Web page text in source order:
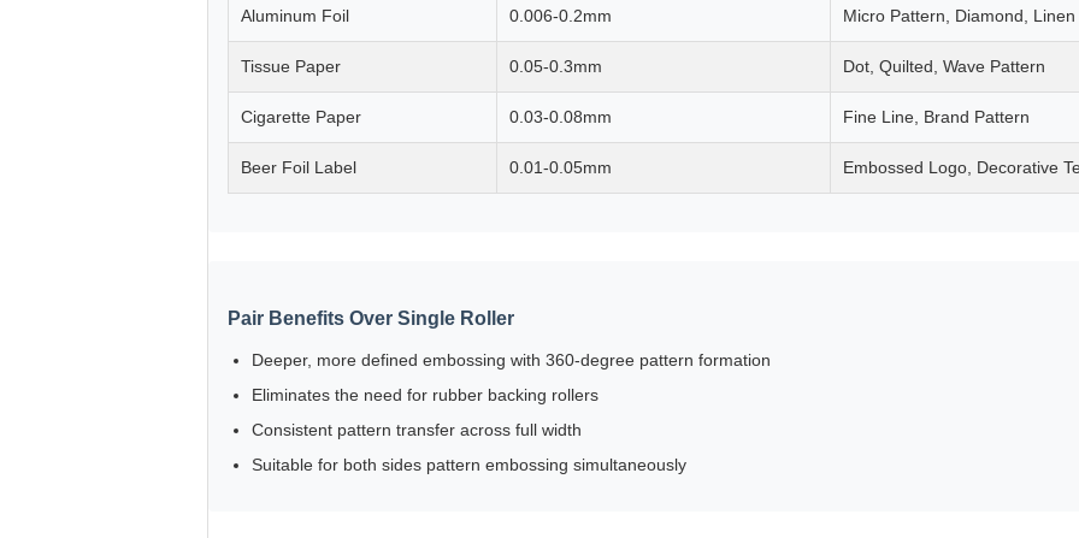
Aluminum Foil 0.006-0.2mm Micro Pattern, Diamond, Linen
Tissue Paper 0.05-0.3mm Dot, Quilted, Wave Pattern
Cigarette Paper 0.03-0.08mm Fine Line, Brand Pattern
Beer Foil Label 0.01-0.05mm Embossed Logo, Decorative
Pair Benefits Over Single Roller
Deeper, more defined embossing with 360-degree pattern formation
Eliminates the need for rubber backing rollers
Consistent pattern transfer across full width
Suitable for both sides pattern embossing simultaneously